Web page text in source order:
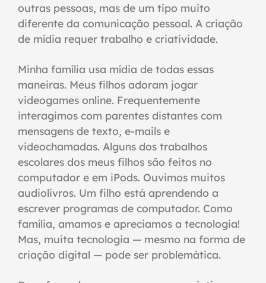
outras pessoas, mas de um tipo muito
diferente da comunicação pessoal. A criação
de mídia requer trabalho e criatividade.
Minha família usa mídia de todas essas
maneiras. Meus filhos adoram jogar
videogames online. Frequentemente
interagimos com parentes distantes com
mensagens de texto, e-mails e
videochamadas. Alguns dos trabalhos
escolares dos meus filhos são feitos no
computador e em iPods. Ouvimos muitos
audiolivros. Um filho está aprendendo a
escrever programas de computador. Como
família, amamos e apreciamos a tecnologia!
Mas, muita tecnologia — mesmo na forma de
criação digital — pode ser problemática.